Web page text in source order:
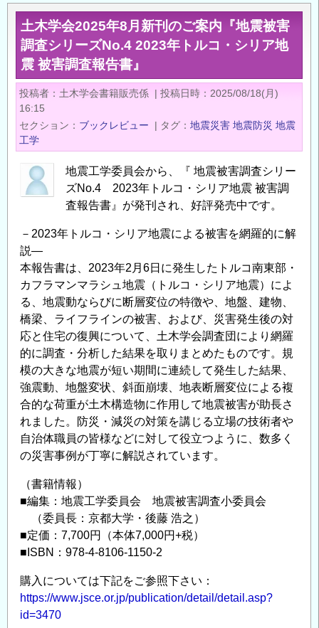
工
学
分
野
に
お
る
DX
に
関
習
会・
究
会
2026（AI
編）
の
土木学会2025年8月新刊のご案内『地震被害
調査シリーズNo.4 2023年トルコ・シリア地
震 被害調査報告書』
投稿者 土木学会書籍販売係 | 投稿日時
2025/08/18(月)
16:15
セクション
ブックレビュー | タグ 地震災害 地震防災 地震
工学
地震工学委員会から、『 地震被害調査シリー
ズNo.4 2023年トルコ・シリア地震 被害調
査報告書』が発刊され、好評発売中です。
－2023年トルコ・シリア地震による被害を網羅的に解
説―
本報告書は、2023年2月6日に発生したトルコ南東部・
カフラマンマラシュ地震（トルコ・シリア地震）によ
る、地震動ならびに断層変位の特徴や、地盤、建物、
橋梁、ライフラインの被害、および、災害発生後の対
応と住宅の復興について、土木学会調査団により網羅
的に調査・分析した結果を取りまとめたものです。規
模の大きな地震が短い期間に連続して発生した結果、
強震動、地盤変状、斜面崩壊、地表断層変位による複
合的な荷重が土木構造物に作用して地震被害が助長さ
れました。防災・減災の対策を講じる立場の技術者や
自治体職員の皆様などに対して役立つように、数多く
の災害事例が丁寧に解説されています。
（書籍情報）
■編集：地震工学委員会 地震被害調査小委員会
（委員長：京都大学・後藤 浩之）
■定価：7,700円（本体7,000円+税）
■ISBN：978-4-8106-1150-2
購入については下記をご参照下さい：
https://www.jsce.or.jp/publication/detail/detail.asp?
id=3470